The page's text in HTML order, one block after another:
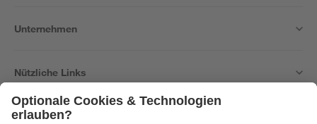
Unternehmen
Nützliche Links